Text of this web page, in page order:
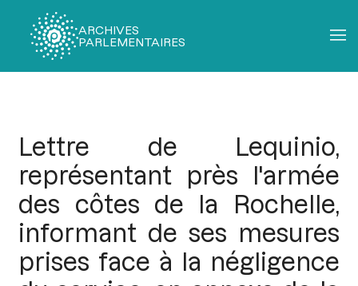
ARCHIVES
PARLEMENTAIRES
Lettre de Lequinio,
représentant près l'armée
des côtes de la Rochelle,
informant de ses mesures
prises face à la négligence